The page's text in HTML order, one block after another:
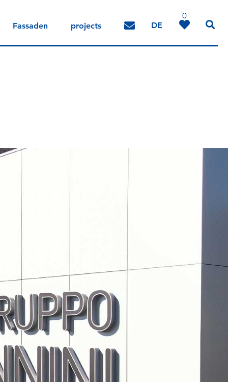
Fassaden projects DE
IT EN
0